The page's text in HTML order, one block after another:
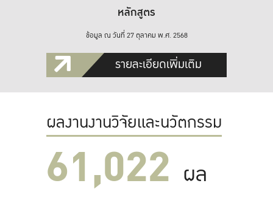
หลักสูตร
ข้อมูล ณ วันที่ 27 ตุลาคม พ.ศ. 2568
รายละเอียดเพิ่มเติม
ผลงานงานวิจัยและนวัตกรรม
61,022 ผล